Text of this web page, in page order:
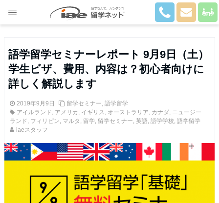
語学留学セミナーレポート 9月9日（土）
学生ビザ、費用、内容は？初心者向けに
詳しく解説します
2019年9月9日 留学セミナー, 語学留学
アイルランド , アメリカ , イギリス, オーストラリア, カナダ, ニュージー
ランド , フィリピン, マルタ , 留学, 留学セミナー, 英語, 語学学校, 語学留学
iaeスタッフ